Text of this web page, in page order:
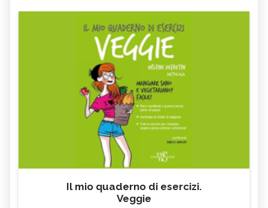
Il mio quaderno di esercizi.
Veggie